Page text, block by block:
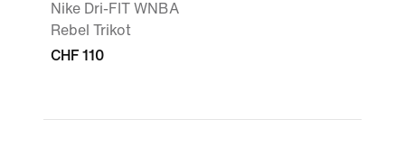
Nike Dri-FIT WNBA
Rebel Trikot
CHF 110